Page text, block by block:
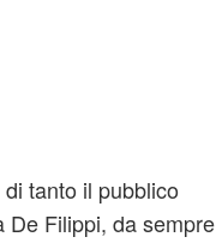
tanto il pubblico
De Filippi, da sempre